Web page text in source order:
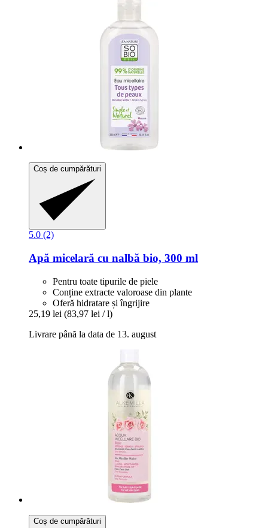
Coș de cumpărături
5.0 (2)
Apă micelară cu nalbă bio, 300 ml
Pentru toate tipurile de piele
Conține extracte valoroase din plante
Oferă hidratare și îngrijire
25,19 lei (83,97 lei / l)
Livrare până la data de 13. august
Coș de cumpărături